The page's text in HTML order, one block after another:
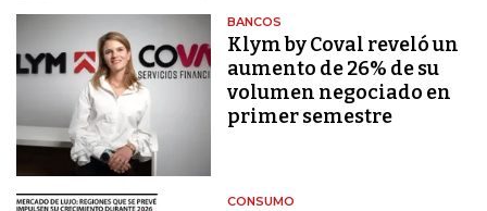
BANCOS
Klym by Coval reveló un
aumento de 26% de su
volumen negociado en
primer semestre
CONSUMO